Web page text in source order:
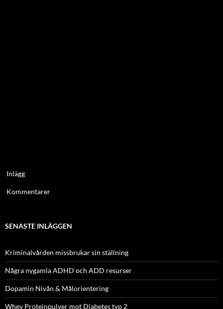
Inlägg
Kommentarer
SENASTE INLÄGGEN
Kriminalvården missbrukar sin ställning
Några nygamla ADHD och ADD resurser
Dopamin Nivån & Målorientering
Whey Proteinpulver mot Diabetes typ 2